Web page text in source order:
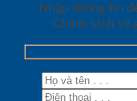
Nhập thông tin
Chính sách